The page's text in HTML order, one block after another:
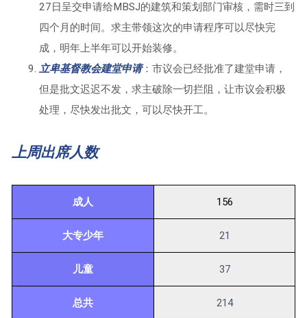
27日呈交申请给MBSJ的建筑和策划部门审核，需时三到
四个月的时间。求主带领这次的申请程序可以尽快完
成，明年上半年可以开始装修。
立卑基督教会建堂申请：市议会已经批准了建堂申请，
但是批文迟迟不发，求主破除一切拦阻，让市议会积极
处理，尽快发出批文，可以尽快开工。
上周出席人数
成人 156
大专少年 21
儿童 37
总共 214